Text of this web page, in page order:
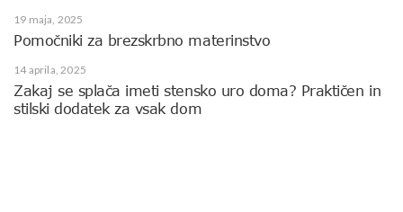
19 maja, 2025
Pomočniki za brezskrbno materinstvo
14 aprila, 2025
Zakaj se splača imeti stensko uro doma? Praktičen in
stilski dodatek za vsak dom